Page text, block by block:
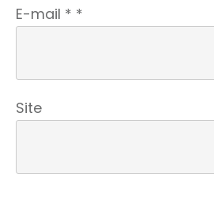
E-mail * *
Site